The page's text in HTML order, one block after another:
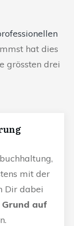
hat dies
grössten drei
mit der
Dir dabei
auf